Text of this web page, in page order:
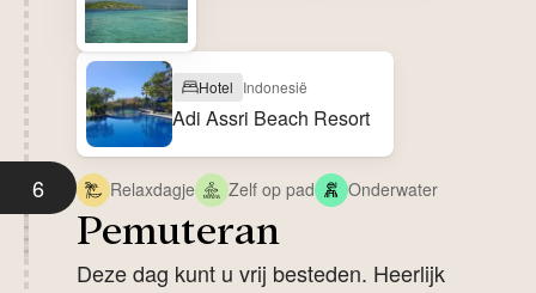
Hotel Indonesië
Adi Assri Beach Resort
6 Relaxdagje Zelf op pad Onderwater
Pemuteran
Deze dag kunt u vrij besteden. Heerlijk